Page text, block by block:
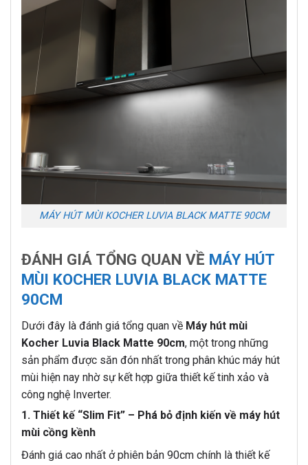
MÁY HÚT MÙI KOCHER LUVIA BLACK MATTE 90CM
ĐÁNH GIÁ TỔNG QUAN VỀ MÁY HÚT
MÙI KOCHER LUVIA BLACK MATTE
90CM
Dưới đây là đánh giá tổng quan về Máy hút mùi
Kocher Luvia Black Matte 90cm, một trong những
sản phẩm được săn đón nhất trong phân khúc máy hút
mùi hiện nay nhờ sự kết hợp giữa thiết kế tinh xảo và
công nghệ Inverter.
1. Thiết kế “Slim Fit” – Phá bỏ định kiến về máy hút
mùi cồng kềnh
Đánh giá cao nhất ở phiên bản 90cm chính là thiết kế